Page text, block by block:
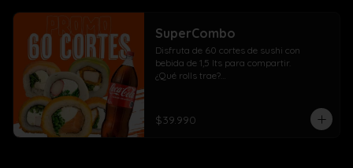
SuperCombo
Disfruta de 60 cortes de sushi con
bebida de 1,5 lts para compartir.
¿Qué rolls trae?
10 Kanikama, cebollín, queso crema
envuelto en panko
$39.990